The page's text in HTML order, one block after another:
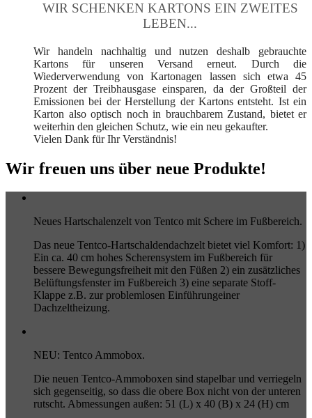
WIR SCHENKEN KARTONS EIN ZWEITES
LEBEN...
Wir handeln nachhaltig und nutzen deshalb gebrauchte
Kartons für unseren Versand erneut. Durch die
Wiederverwendung von Kartonagen lassen sich etwa 45
Prozent der Treibhausgase einsparen, da der Großteil der
Emissionen bei der Herstellung der Kartons entsteht. Ist ein
Karton also optisch noch in brauchbarem Zustand, bietet er
weiterhin den gleichen Schutz, wie ein neu gekaufter.
Vielen Dank für Ihr Verständnis!
Wir freuen uns über neue Produkte!
Neues Hartschalenzelt von Tentco mit Schere im Fußbereich.
Das neue Tentco-Hartschaldendachzelt bietet viel Komfort: 1)
Ein ca. 40 cm hohes Scherensystem im Fußbereich für
bessere Bewegungsfreiheit mit den Füßen 2) ein zusätzliches
Belüftungsfenster im Fußbereich 3) eine separate Stoff-
Klappe z.B. zur problemlosen Einführungeiner
Dachzeltheizung.
NEU: Tentco Ammobox.
Die neuen Tentco-Ammoboxen sind stapelbar und verriegeln
sich gegenseitig, so dass die obere Box nicht von der unteren
rutscht. Abmessungen außen: 51 (L) x 40 (B) x 24 (H) cm